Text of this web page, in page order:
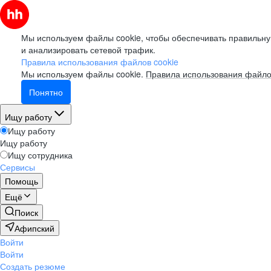
Мы используем файлы cookie, чтобы обеспечивать
и анализировать сетевой трафик.
Правила использования файлов cookie
Мы используем файлы cookie. Правила использования
Понятно
Ищу работу
Ищу работу
Ищу работу
Ищу сотрудника
Сервисы
Помощь
Ещё
Поиск
Афипский
Войти
Войти
Создать резюме